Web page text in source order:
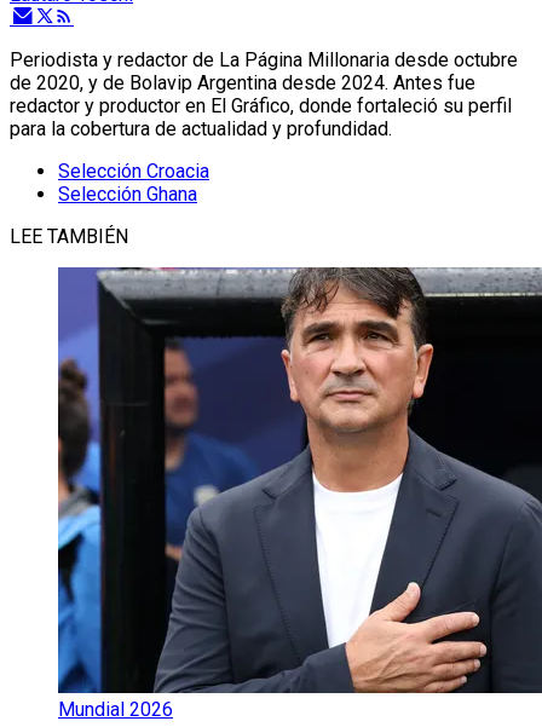
Periodista y redactor de La Página Millonaria desde octubre
de 2020, y de Bolavip Argentina desde 2024. Antes fue
redactor y productor en El Gráfico, donde fortaleció su perfil
para la cobertura de actualidad y profundidad.
Selección Croacia
Selección Ghana
LEE TAMBIÉN
Mundial 2026